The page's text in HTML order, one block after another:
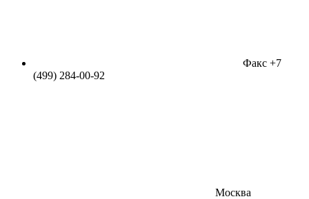
Факс +7
(499) 284-00-92
Москва